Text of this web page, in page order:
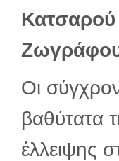
Κατσαρού
Οι
βαθύτατα
έλλειψης